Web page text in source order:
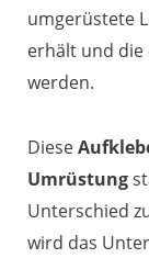
umgerüstete
erhält und
werden.
Diese
Umrüstung
Unterschied
wird das